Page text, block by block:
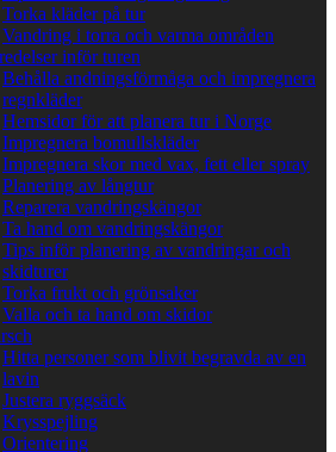
Torka kläder på tur
Vandring i torra och varma områden
inför turen
Behålla andningsförmåga och impregnera
regnkläder
Hemsidor för att planera tur i Norge
Impregnera bomullskläder
Impregnera skor med vax, fett eller spray
Planering av långtur
Reparera vandringskängor
Ta hand om vandringskängor
Tips inför planering av vandringar och
skidturer
Torka frukt och grönsaker
Valla och ta hand om skidor
Hitta personer som blivit begravda av en
lavin
Justera ryggsäck
Krysspejling
Orientering